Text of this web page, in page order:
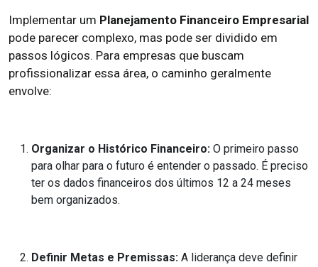
Implementar um Planejamento Financeiro Empresarial
pode parecer complexo, mas pode ser dividido em
passos lógicos. Para empresas que buscam
profissionalizar essa área, o caminho geralmente
envolve:
Organizar o Histórico Financeiro: O primeiro passo
para olhar para o futuro é entender o passado. É preciso
ter os dados financeiros dos últimos 12 a 24 meses
bem organizados.
Definir Metas e Premissas: A liderança deve definir